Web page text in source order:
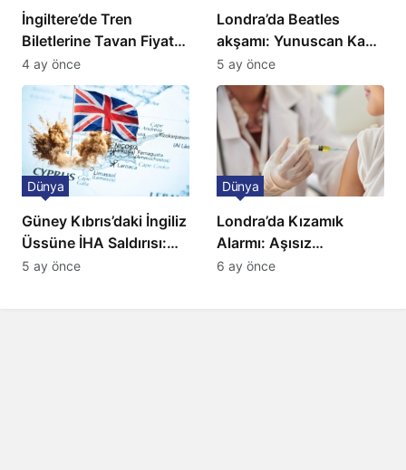
İngiltere’de Tren
Biletlerine Tavan Fiyat:
Ulaşımda Yeni
Düzenleme
4 ay önce
Londra’da Beatles
akşamı: Yunuscan Kaya
klasik yorumuyla
sahnede
5 ay önce
Güney Kıbrıs’daki İngiliz
Üssüne İHA Saldırısı:
Patlama, Sirenler ve
Dünya
5 ay önce
Londra’da Kızamık
Alarmı: Aşısız
Öğrenciler Okullardan
Dünya
6 ay önce